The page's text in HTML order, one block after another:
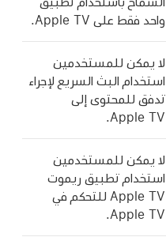
واحد فقط على Apple TV
لا يمكن للمستخدمين
استخدام البث السريع لإجراء
تدفق للمحتوى إلى
Apple TV
لا يمكن للمستخدمين
استخدام تطبيق ريموت
Apple TV للتحكم في
Apple TV